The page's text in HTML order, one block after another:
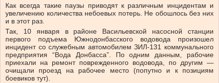
Как всегда такие паузы приводят к различным инцидентам и
увеличению количества небоевых потерь. Не обошлось без них
и в этот раз.
Так, 10 января в районе Васильевской насосной станции
первого подъема Южнодонбасского водовода произошел
инцидент со служебным автомобилем ЗИЛ-131 коммунального
предприятия “Вода Донбасса”. По одним данным, рабочие
приехали на ремонт поврежденного водовода, по другим —
очищали проезд на рабочее место (попутно и к позициям
боевиков тут).